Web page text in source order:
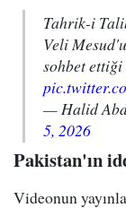
Tahrik-i
Veli
sohbet ettiği
— Halid
5, 2026
Pakistan'ın
Videonun